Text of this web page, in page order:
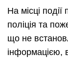
На місці
поліція та
що не
інформацією,